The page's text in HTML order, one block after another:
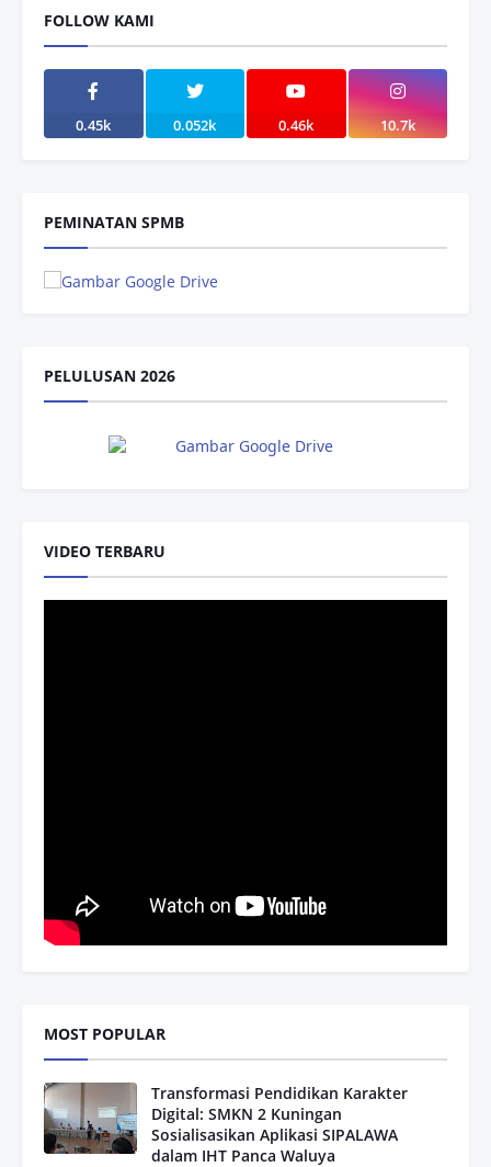
FOLLOW KAMI
0.45k 0.052k 0.46k 10.7k
PEMINATAN SPMB
PELULUSAN 2026
VIDEO TERBARU
MOST POPULAR
Transformasi Pendidikan Karakter
Digital: SMKN 2 Kuningan
Sosialisasikan Aplikasi SIPALAWA
dalam IHT Panca Waluya